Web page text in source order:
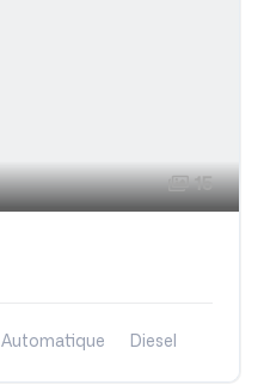
15
Automatique Diesel